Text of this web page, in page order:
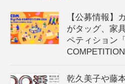
【公募情報】
がタッグ、家
ペティション
乾久美子や藤